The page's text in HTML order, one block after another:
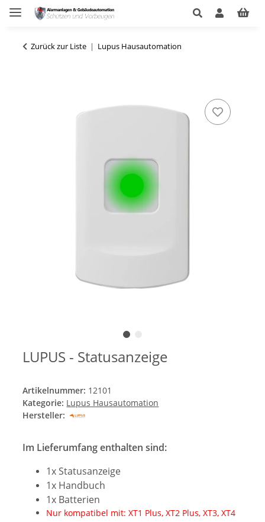
Zurück zur Liste Lupus Hausautomation
LUPUS - Statusanzeige
Artikelnummer: 12101
Kategorie: Lupus Hausautomation
Hersteller:
Im Lieferumfang enthalten sind:
1x Statusanzeige
1x Handbuch
1x Batterien
Nur kompatibel mit: XT1 Plus, XT2 Plus, XT3, XT4